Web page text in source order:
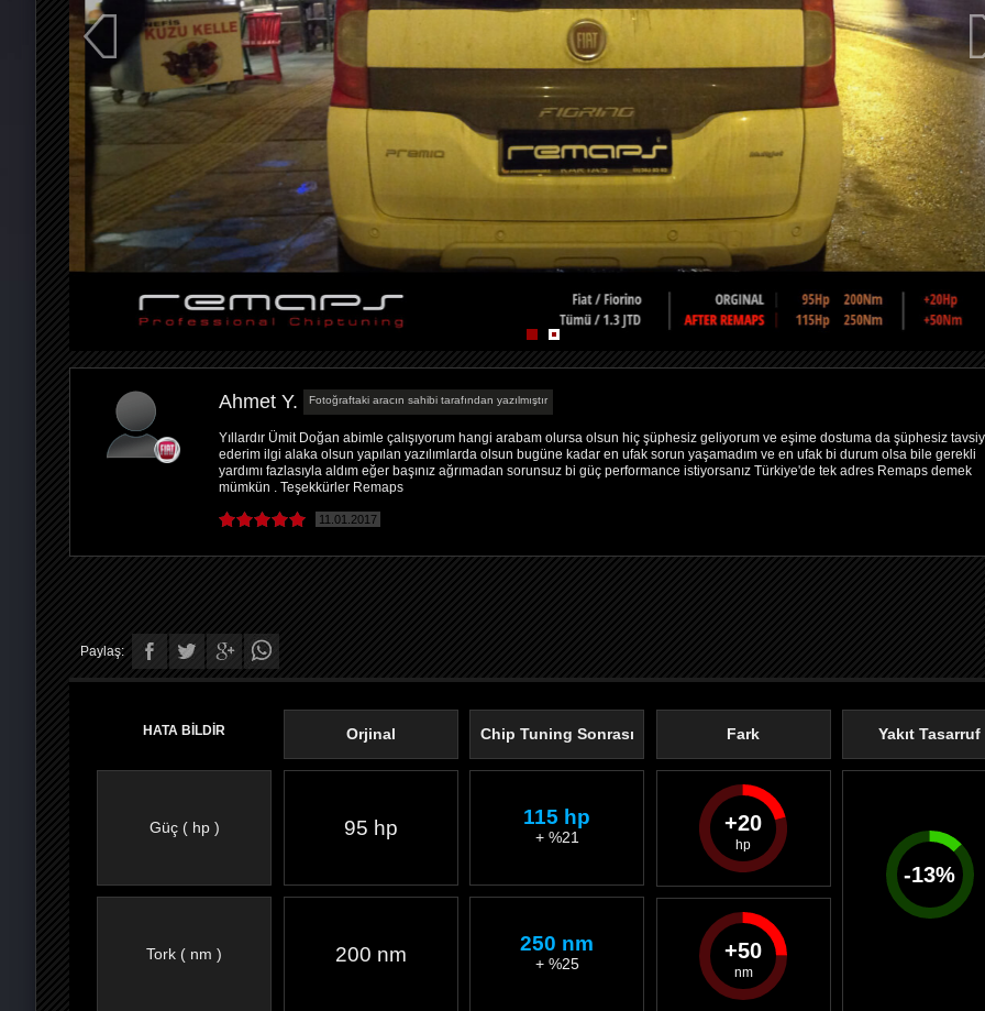
Ahmet Y. Fotoğraftaki aracın sahibi tarafından yazılmıştır
Yıllardır Ümit Doğan abimle çalışıyorum hangi arabam olursa olsun hiç şüphesiz geliyorum ve eşime dostuma da şüphesiz
ederim ilgi alaka olsun yapılan yazılımlarda olsun bugüne kadar en ufak sorun yaşamadım ve en ufak bi durum olsa bile gerekli
yardımı fazlasıyla aldım eğer başınız ağrımadan sorunsuz bi güç performance istiyorsanız Türkiye'de tek adres Remaps demek
mümkün . Teşekkürler Remaps
11.01.2017
Paylaş:
HATA BİLDİR
Güç ( hp )
Tork ( nm )
Orjinal
95 hp
200 nm
Chip Tuning Sonrası
115 hp
+ %21
250 nm
+ %25
Fark
20
50
Yakıt Tasarruf
-13%